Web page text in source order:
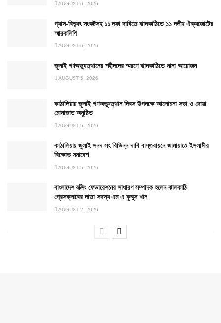
AUGUST 6, 2026
গ্যাস-বিদ্যুৎ সংকটসহ ১১ দফা দাবিতে ঝালকাঠিতে ১১ দলীয় ঐক্যজোটের
স্মারকলিপি
AUGUST 6, 2026
জুলাই গণঅভ্যুত্থানের শহীদদের স্মরণে ঝালকাঠিতে নানা আয়োজন
AUGUST 5, 2026
কাঠালিয়ায় জুলাই গণঅভ্যুত্থান দিবস উপলক্ষে আলোচনা সভা ও দোয়া
মোনাজাত অনুষ্ঠিত
AUGUST 5, 2026
কাঠালিয়ায় জুলাই সনদ সহ বিভিন্ন দাবি বাস্তবায়নে জামায়াতে ইসলামীর
বিক্ষোভ সমাবেশ
AUGUST 5, 2026
বাংলাদেশ বক্সিং ফেডারেশনের সাধারণ সম্পাদক হলেন ঝালকাঠি
প্রেসক্লাবের দাতা সদস্য এম এ কুদ্দুস খান
AUGUST 2, 2026